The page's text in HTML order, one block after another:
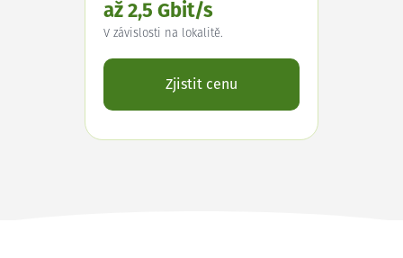
až 2,5 Gbit/s
V závislosti na lokalitě.
Zjistit cenu